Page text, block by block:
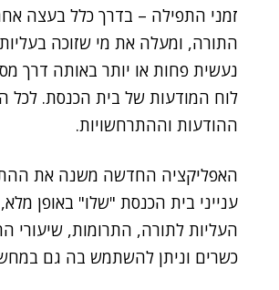
זמני התפילה – בדרך כלל בעצה
התורה, ומעלה את מי שזוכה
נעשית פחות או יותר באותה דרך
לוח המודעות של בית הכנסת. לכל
ההודעות וההתרחשויות.
האפליקציה החדשה משנה את
ענייני בית הכנסת "שלו" באופן
העליות לתורה, התרומות, שיעורי
כשרים וניתן להשתמש בה גם